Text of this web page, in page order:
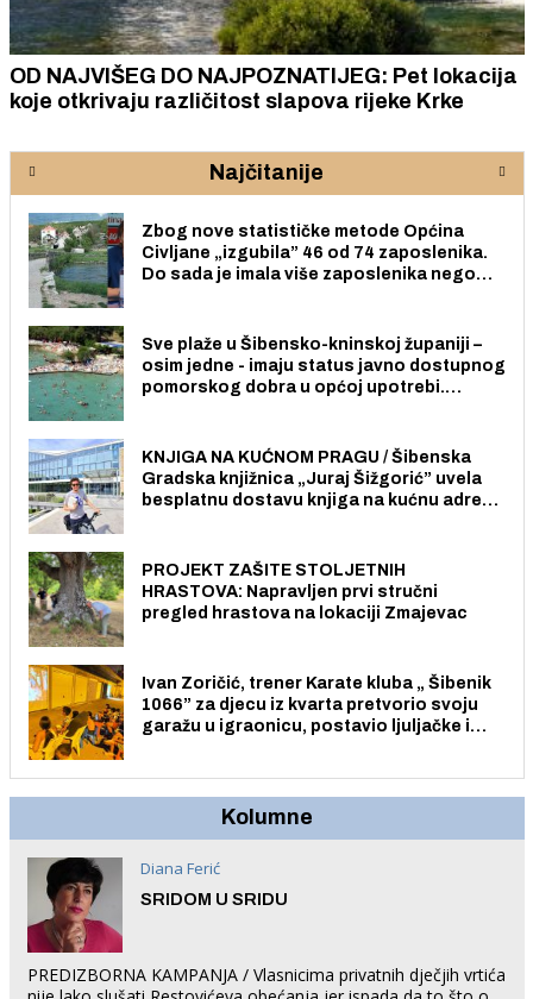
OD NAJVIŠEG DO NAJPOZNATIJEG: Pet lokacija
koje otkrivaju različitost slapova rijeke Krke
Najčitanije
Zbog nove statističke metode Općina
Civljane „izgubila” 46 od 74 zaposlenika.
Do sada je imala više zaposlenika nego
Sve plaže u Šibensko-kninskoj županiji –
osim jedne - imaju status javno dostupnog
pomorskog dobra u općoj upotrebi.
KNJIGA NA KUĆNOM PRAGU / Šibenska
Gradska knjižnica „Juraj Šižgorić” uvela
besplatnu dostavu knjiga na kućnu adresu
PROJEKT ZAŠITE STOLJETNIH
HRASTOVA: Napravljen prvi stručni
pregled hrastova na lokaciji Zmajevac
Ivan Zoričić, trener Karate kluba „ Šibenik
1066” za djecu iz kvarta pretvorio svoju
garažu u igraonicu, postavio ljuljačke i
Kolumne
Diana Ferić
SRIDOM U SRIDU
PREDIZBORNA KAMPANJA / Vlasnicima privatnih dječjih vrtića